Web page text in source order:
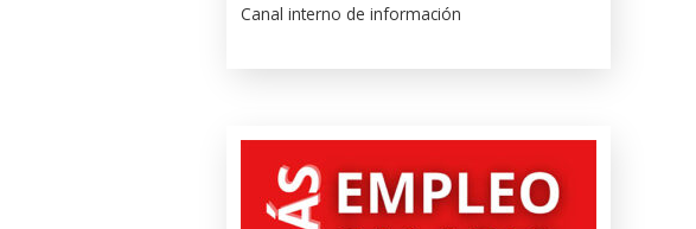
Canal interno de información